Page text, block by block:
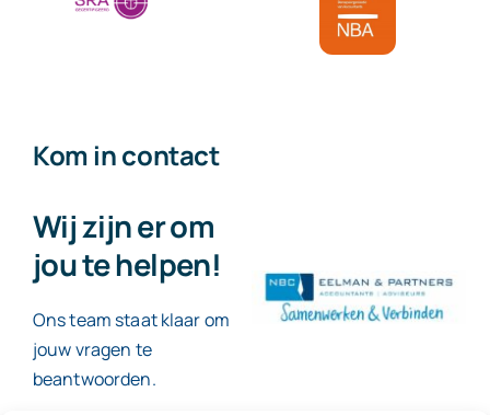
Kom in contact
Wij zijn er om
jou te helpen!
Ons team staat klaar om
jouw vragen te
beantwoorden.